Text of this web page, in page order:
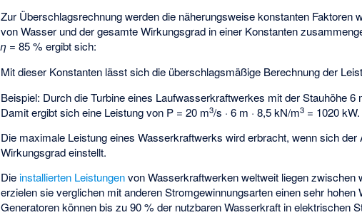
Zur Überschlagsrechnung werden die näherungsweise konstanten Faktoren
von Wasser und der gesamte Wirkungsgrad in einer Konstanten
η = 85 % ergibt sich:
Mit dieser Konstanten lässt sich die überschlagsmäßige Berechnung der
Beispiel: Durch die Turbine eines Laufwasserkraftwerkes mit der Stauhöhe
Damit ergibt sich eine Leistung von P = 20 m3/s · 6 m · 8,5 kN/m3 = 1020 kW.
Die maximale Leistung eines Wasserkraftwerks wird erbracht, wenn sich
Wirkungsgrad einstellt.
Die installierten Leistungenvon Wasserkraftwerken weltweit liegen zwischen
erzielen sie verglichen mit anderen Stromgewinnungsarten einen sehr hohen
Generatoren können bis zu 90 % der nutzbaren Wasserkraft in elektrischen